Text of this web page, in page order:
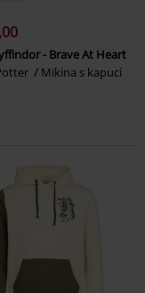
- Brave At Heart
Mikina s kapucí